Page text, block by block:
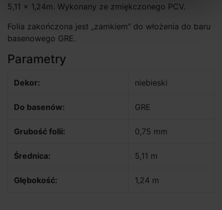
5,11 × 1,24m. Wykonany ze zmiękczonego PCV.
Folia zakończona jest „zamkiem” do włożenia do baru
basenowego GRE.
Parametry
Dekor: niebieski
Do basenów: GRE
Grubość folii: 0,75 mm
Średnica: 5,11 m
Głębokość: 1,24 m